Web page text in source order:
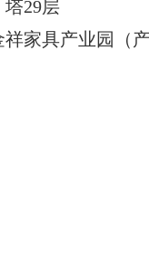
塔29层
家具产业园（